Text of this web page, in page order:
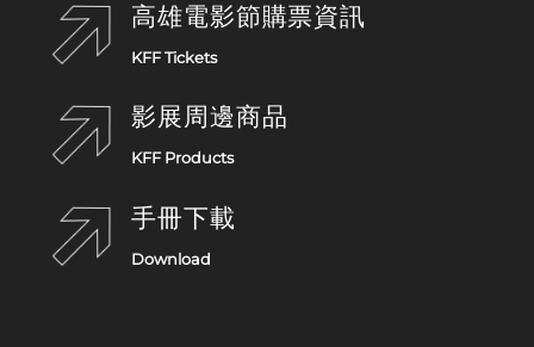
高雄電影節購票資訊
KFF Tickets
影展周邊商品
KFF Products
手冊下載
Download